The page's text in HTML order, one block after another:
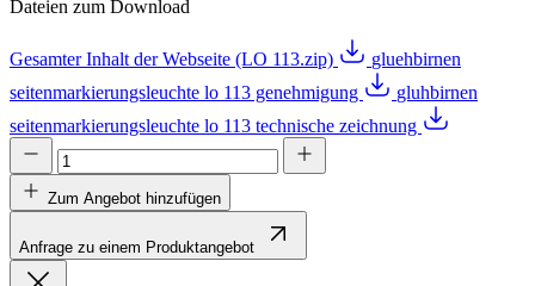
Dateien zum Download
Gesamter Inhalt der Webseite (LO 113.zip)
gluehbirnen
seitenmarkierungsleuchte lo 113 genehmigung
gluhbirnen
seitenmarkierungsleuchte lo 113 technische zeichnung
Zum Angebot hinzufügen
Anfrage zu einem Produktangebot